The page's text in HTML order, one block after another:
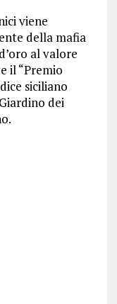
viene
della mafia
al valore
il “Premio
siciliano
dei